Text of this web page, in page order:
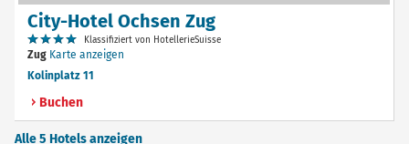
City-Hotel Ochsen Zug
Klassifiziert von HotellerieSuisse
Zug Karte anzeigen
Kolinplatz 11
Buchen
Alle 5 Hotels anzeigen